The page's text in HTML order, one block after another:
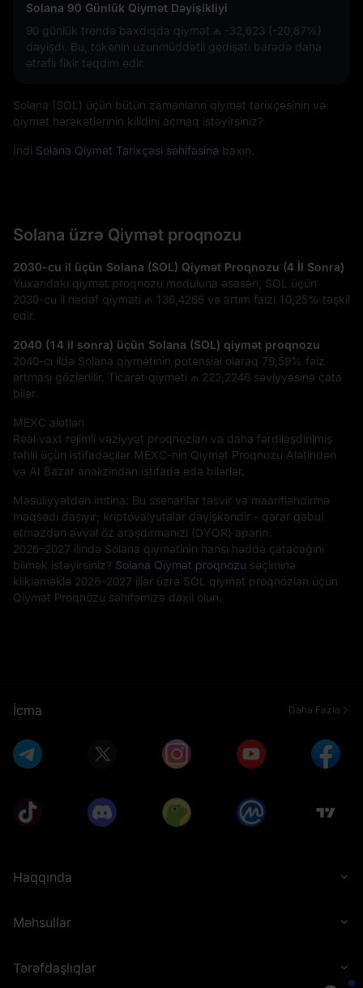
Solana 90 Günlük Qiymət Dəyişikliyi
90 günlük trendə baxdıqda qiymət ₼ -32,623 (-20,87%)
dəyişdi. Bu, tokenin uzunmüddətli gedişatı barədə daha
ətraflı fikir təqdim edir.
Solana (SOL) üçün bütün zamanların qiymət tarixçəsinin və
qiymət hərəkətlərinin kilidini açmaq istəyirsiniz?
İndi Solana Qiymət Tarixçəsi səhifəsinə baxın.
Solana üzrə Qiymət proqnozu
2030-cu il üçün Solana (SOL) Qiymət Proqnozu (4 İl Sonra)
Yuxarıdakı qiymət proqnozu moduluna əsasən, SOL üçün
2030-cu il hədəf qiyməti ₼ 136,4266 və artım faizi 10,25% təşkil
edir.
2040 (14 il sonra) üçün Solana (SOL) qiymət proqnozu
2040-cı ildə Solana qiymətinin potensial olaraq 79,59% faiz
artması gözlənilir. Ticarət qiyməti ₼ 222,2246 səviyyəsinə çata
bilər.
MEXC alətləri
Real vaxt rejimli vəziyyət proqnozları və daha fərdiləşdirilmiş
təhlil üçün istifadəçilər MEXC-nin Qiymət Proqnozu Alətindən
və AI Bazar analizindən istifadə edə bilərlər.
Məsuliyyətdən imtina: Bu ssenarilər təsvir və maarifləndirmə
məqsədi daşıyır; kriptovalyutalar dəyişkəndir - qərar qəbul
etməzdən əvvəl öz araşdırmanızı (DYOR) aparın.
2026–2027 ilində Solana qiymətinin hansı həddə çatacağını
bilmək istəyirsiniz? Solana Qiymət proqnozu seçiminə
klikləməklə 2026–2027 illər üzrə SOL qiymət proqnozları üçün
Qiymət Proqnozu səhifəmizə daxil olun.
İcma Daha Fazla
Haqqında
Məhsullar
Tərəfdaşlıqlar